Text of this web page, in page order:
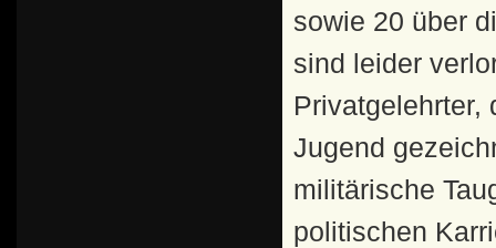
sowie 20 über
sind leider
Privatgelehrter,
Jugend
militärische
politischen